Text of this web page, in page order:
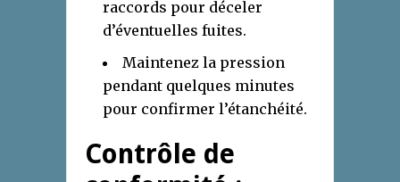
raccords pour déceler
d’éventuelles fuites.
Maintenez la pression
pendant quelques minutes
pour confirmer l’étanchéité.
Contrôle de